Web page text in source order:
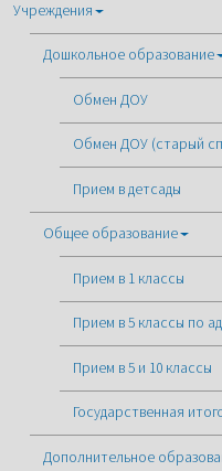
Учреждения
Дошкольное образование
Обмен ДОУ
Обмен ДОУ (старый
Прием в детсады
Общее образование
Прием в 1 классы
Прием в 5 классы по
Прием в 5 и 10 классы
Государственная
Дополнительное